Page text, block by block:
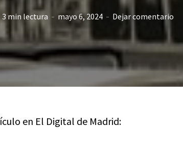
3 min lectura mayo 6, 2024 Dejar comentario
en El Digital de Madrid: